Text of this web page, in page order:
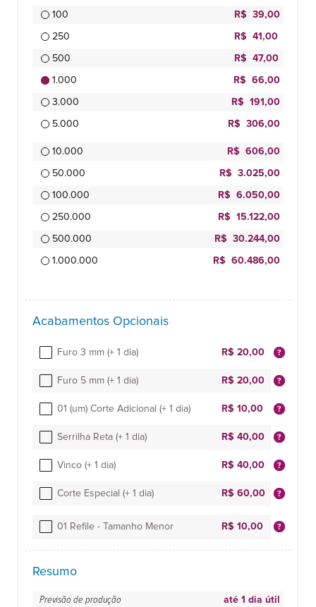
100 R$ 39,00
250 R$ 41,00
500 R$ 47,00
1.000 R$ 66,00
3.000 R$ 191,00
5.000 R$ 306,00
10.000 R$ 606,00
50.000 R$ 3.025,00
100.000 R$ 6.050,00
250.000 R$ 15.122,00
500.000 R$ 30.244,00
1.000.000 R$ 60.486,00
Acabamentos Opcionais
Furo 3 mm (+ 1 dia) R$ 20,00
Furo 5 mm (+ 1 dia) R$ 20,00
01 (um) Corte Adicional (+ 1 dia) R$ 10,00
Serrilha Reta (+ 1 dia) R$ 40,00
Vinco (+ 1 dia) R$ 40,00
Corte Especial (+ 1 dia) R$ 60,00
01 Refile - Tamanho Menor R$ 10,00
Resumo
Previsão de produção até 1 dia útil